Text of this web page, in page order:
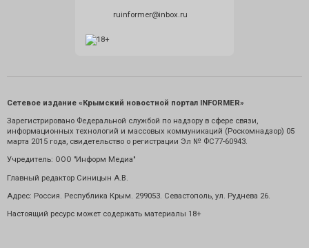
ruinformer@inbox.ru
Сетевое издание «Крымский новостной портал INFORMER»
Зарегистрировано Федеральной службой по надзору в сфере связи,
информационных технологий и массовых коммуникаций (Роскомнадзор) 05
марта 2015 года, свидетельство о регистрации Эл № ФС77-60943.
Учредитель: ООО "Информ Медиа"
Главный редактор Синицын А.В.
Адрес: Россия. Республика Крым. 299053. Севастополь, ул. Руднева 26.
Настоящий ресурс может содержать материалы 18+